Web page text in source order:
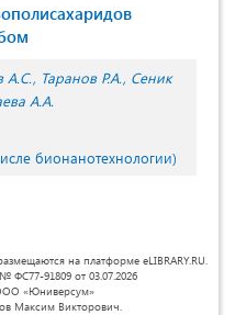
А.С. Таранов Р.А. Сеник
А.А.
бионанотехнологии)
на платформе eLIBRARY.RU.
91809 от 03.07.2026
«Юниверсум»
Максим Викторович.